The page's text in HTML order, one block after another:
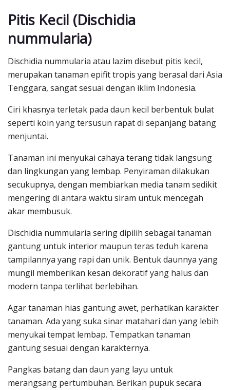
Pitis Kecil (Dischidia
nummularia)
Dischidia nummularia atau lazim disebut pitis kecil,
merupakan tanaman epifit tropis yang berasal dari Asia
Tenggara, sangat sesuai dengan iklim Indonesia.
Ciri khasnya terletak pada daun kecil berbentuk bulat
seperti koin yang tersusun rapat di sepanjang batang
menjuntai.
Tanaman ini menyukai cahaya terang tidak langsung
dan lingkungan yang lembap. Penyiraman dilakukan
secukupnya, dengan membiarkan media tanam sedikit
mengering di antara waktu siram untuk mencegah
akar membusuk.
Dischidia nummularia sering dipilih sebagai tanaman
gantung untuk interior maupun teras teduh karena
tampilannya yang rapi dan unik. Bentuk daunnya yang
mungil memberikan kesan dekoratif yang halus dan
modern tanpa terlihat berlebihan.
Agar tanaman hias gantung awet, perhatikan karakter
tanaman. Ada yang suka sinar matahari dan yang lebih
menyukai tempat lembap. Tempatkan tanaman
gantung sesuai dengan karakternya.
Pangkas batang dan daun yang layu untuk
merangsang pertumbuhan. Berikan pupuk secara